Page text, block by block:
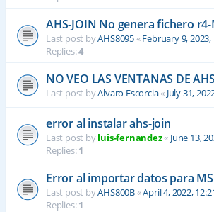
AHS-JOIN No genera fichero r4-
Last post byAHS8095«February 9, 2023,
Replies:4
NO VEO LAS VENTANAS DE
Last post byAlvaro Escorcia« July 31,
error al instalar ahs-join
Last post byluis-fernandez« June 13,
Replies:1
Error al importar datos para
Last post byAHS800B«April 4, 2022,
Replies:1